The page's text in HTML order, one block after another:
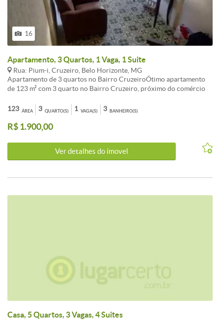
16
Apartamento, 3 Quartos, 1 Vaga, 1 Suite
Rua: Pium-i, Cruzeiro, Belo Horizonte, MG
Apartamento de 3 quartos no Bairro CruzeiroÓtimo apartamento
de 123 m² com 3 quarto no Bairro Cruzeiro, próximo do comércio
e Pellegrino.2 salas3 quartos com armáriossendo 1 suite3 banheiros
no totalCozinha com armários Área de Serviço1 vaga de
garagemInfraestruturaSalao de festa com
ÁREA
123 QUARTO(S)
3 VAGA(S)
1 BANHEIRO(S)
3
R$ 1.900,00
Ver detalhes do ímovel
Casa, 5 Quartos, 3 Vagas, 4 Suites